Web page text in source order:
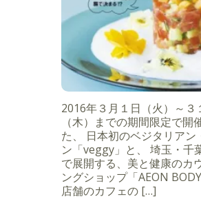
2016年３月１日（火）～３
（木）までの期間限定で開
た、 日本初のベジタリアン
ン「veggy」と、 埼玉・千
で展開する、美と健康のカ
ングショップ「AEON BODY
店舗のカフェの […]